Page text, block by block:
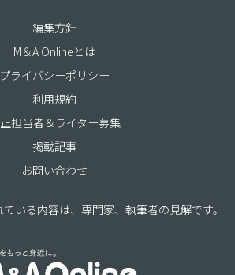
編集方針
M＆A Onlineとは
プライバシーポリシー
利用規約
担当者＆ライター募集
掲載記事
お問い合わせ
いる内容は、専門家、執筆者の見解です。